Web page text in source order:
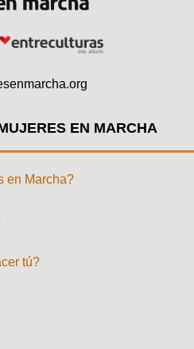
EN MARCHA
en Marcha?
tú?